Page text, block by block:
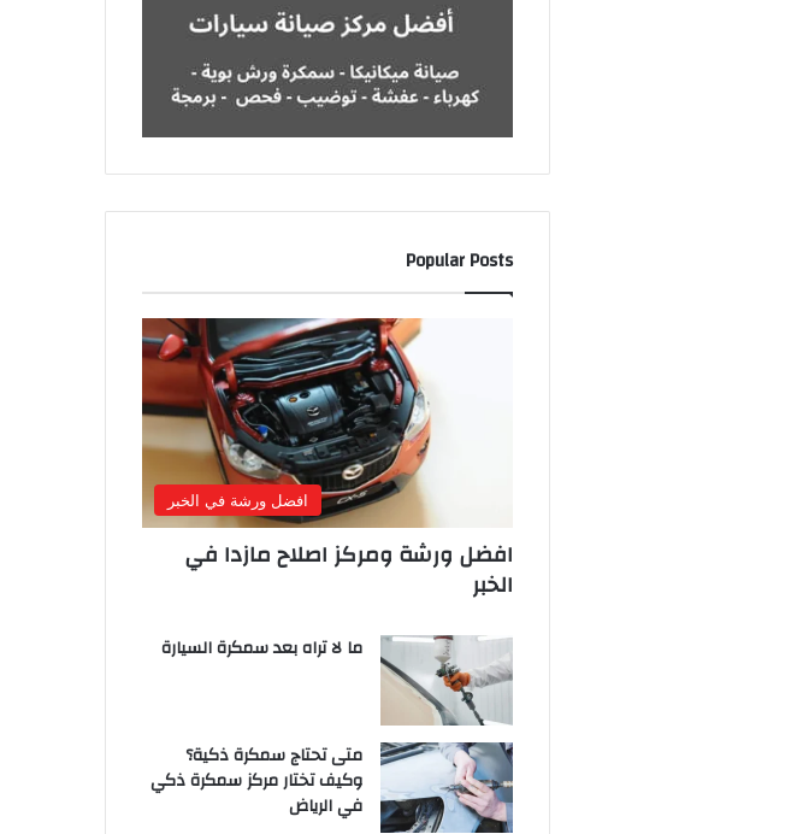
Popular Posts
افضل ورشة في الخبر
افضل ورشة ومركز اصلاح مازدا في
الخبر
ما لا تراه بعد سمكرة السيارة
متى تحتاج سمكرة ذكية؟
وكيف تختار مركز سمكرة ذكي
في الرياض